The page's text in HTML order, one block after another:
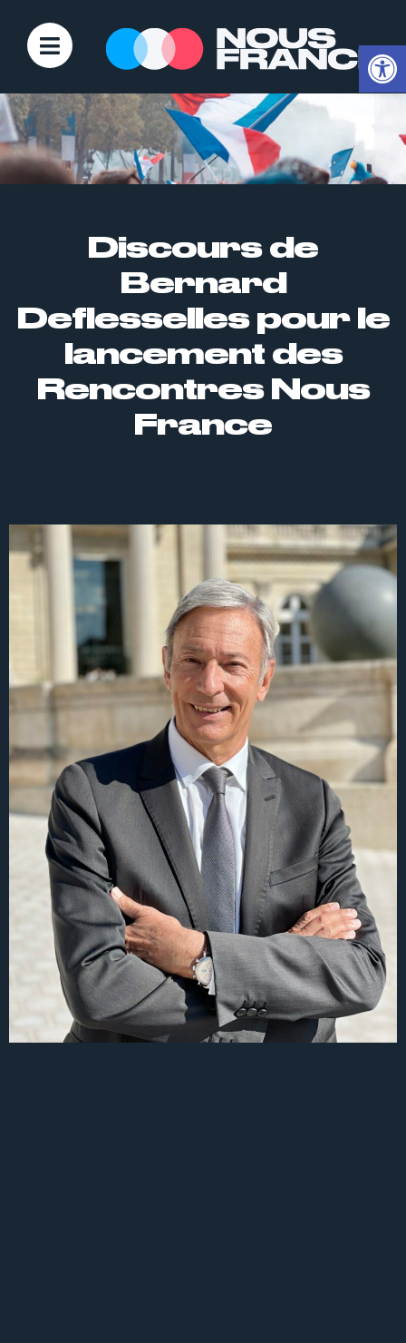
Ouvrir
Discours de
Bernard
Deflesselles pour le
lancement des
Rencontres Nous
France